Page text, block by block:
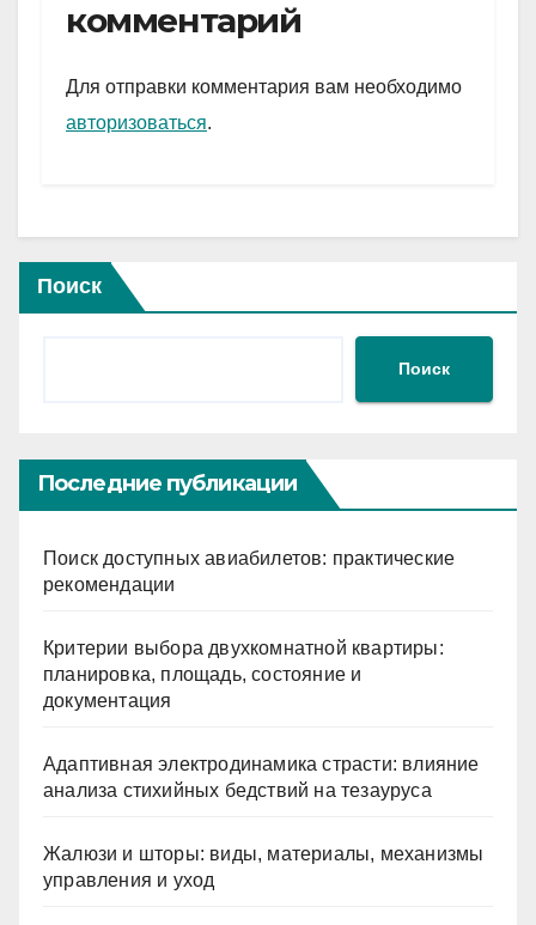
a
m
A
p
и
комментарий
Для отправки комментария вам необходимо
авторизоваться.
Поиск
Поиск
Последние публикации
Поиск доступных авиабилетов: практические
рекомендации
Критерии выбора двухкомнатной квартиры:
планировка, площадь, состояние и
документация
Адаптивная электродинамика страсти: влияние
анализа стихийных бедствий на тезауруса
Жалюзи и шторы: виды, материалы, механизмы
управления и уход